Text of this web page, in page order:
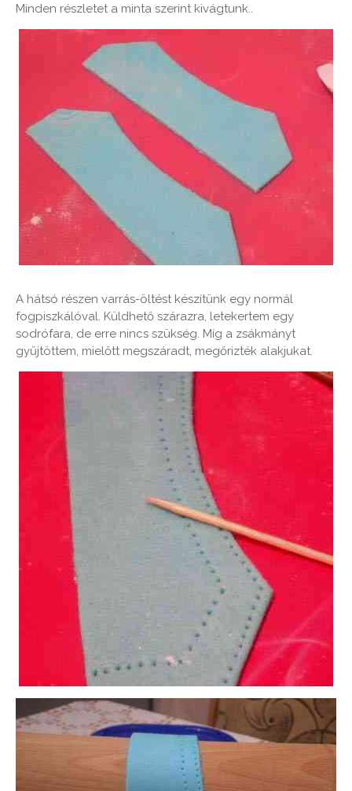
Minden részletet a minta szerint kivágtunk..
A hátsó részen varrás-öltést készítünk egy normál
fogpiszkálóval. Küldhető szárazra, letekertem egy
sodrófara, de erre nincs szükség. Míg a zsákmányt
gyűjtöttem, mielőtt megszáradt, megőrizték alakjukat.